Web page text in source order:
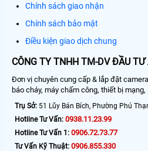
Chính sách giao nhận
Chính sách bảo mật
Điều kiện giao dịch chung
CÔNG TY TNHH TM-DV ĐẦU
Đơn vị chuyên cung cấp & lắp đặt
báo cháy, máy chấm công, thiết bị mạng,
Trụ Sở: 51 Lũy Bán Bích, Phường Phú
Hotline Tư Vấn: 0938.11.23.99
Hotline Tư Vấn 1: 0906.72.73.77
Tư Vấn Kỹ Thuật: 0906.855.330